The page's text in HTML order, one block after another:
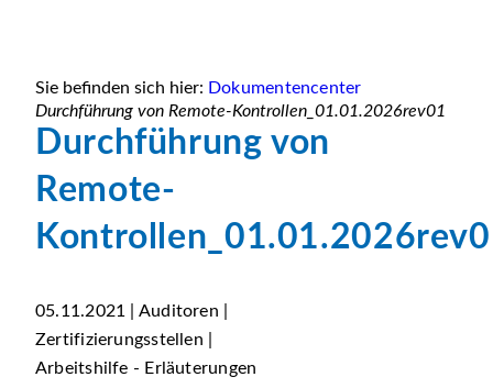
Sie befinden sich hier: Dokumentencenter
Durchführung von Remote-Kontrollen_01.01.2026rev01
Durchführung von
Remote-
05.11.2021 | Auditoren |
Zertifizierungsstellen |
Arbeitshilfe - Erläuterungen